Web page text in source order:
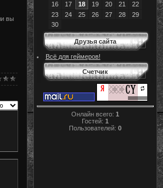
вы
16
17 18 19 20 21
22
23
24 25 26 27 28
29
30
Друзья сайта
Всё для геймеров!
Счетчик
Онлайн всего: 1
Гостей: 1
Пользователей: 0